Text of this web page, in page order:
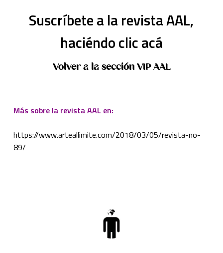
Suscríbete a la revista AAL,
haciéndo clic acá
Volver a la sección VIP AAL
Más sobre la revista AAL en:
https://www.arteallimite.com/2018/03/05/revista-no-
89/